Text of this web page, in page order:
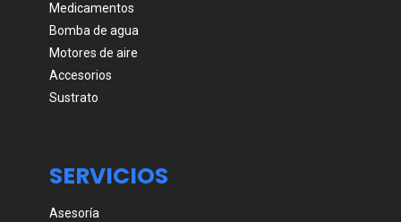
Medicamentos
Bomba de agua
Motores de aire
Accesorios
Sustrato
SERVICIOS
Asesoría